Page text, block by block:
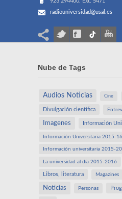
radiouniversidad@usal.es
Nube de Tags
Audios Noticias Cine
Divulgación científica
Imagenes Información
Información Universitaria 2015-16
Información universitaria 2015-
La universidad al día 2015-2016
Libros, literatura Magazines
Noticias Personas